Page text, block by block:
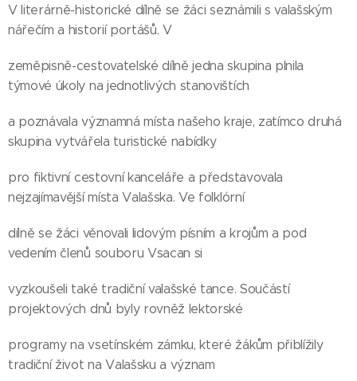
V literárně-historické dílně se žáci seznámili s valašským
nářečím a historií portášů. V
zeměpisně-cestovatelské dílně jedna skupina plnila
týmové úkoly na jednotlivých stanovištích
a poznávala významná místa našeho kraje, zatímco druhá
skupina vytvářela turistické nabídky
pro fiktivní cestovní kanceláře a představovala
nejzajímavější místa Valašska. Ve folklórní
dílně se žáci věnovali lidovým písním a krojům a pod
vedením členů souboru Vsacan si
vyzkoušeli také tradiční valašské tance. Součástí
projektových dnů byly rovněž lektorské
programy na vsetínském zámku, které žákům přiblížily
tradiční život na Valašsku a význam